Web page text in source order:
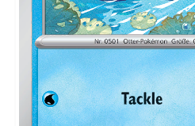
Reverse